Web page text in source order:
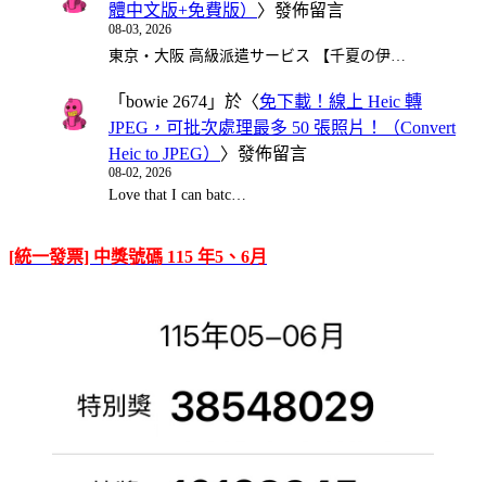
體中文版+免費版） 〉發佈留言
08-03, 2026
東京・大阪 高級派遣サービス 【千夏の伊…
「 bowie 2674 」於〈免下載！線上 Heic 轉
JPEG，可批次處理最多 50 張照片！（Convert
Heic to JPEG） 〉發佈留言
08-02, 2026
Love that I can batc…
[統一發票] 中獎號碼 115 年5、6月